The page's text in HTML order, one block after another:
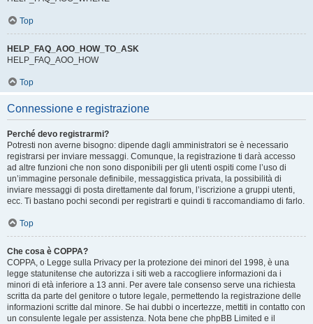
Top
HELP_FAQ_AOO_HOW_TO_ASK
HELP_FAQ_AOO_HOW
Top
Connessione e registrazione
Perché devo registrarmi?
Potresti non averne bisogno: dipende dagli amministratori se è necessario
registrarsi per inviare messaggi. Comunque, la registrazione ti darà accesso
ad altre funzioni che non sono disponibili per gli utenti ospiti come l’uso di
un’immagine personale definibile, messaggistica privata, la possibilità di
inviare messaggi di posta direttamente dal forum, l’iscrizione a gruppi utenti,
ecc. Ti bastano pochi secondi per registrarti e quindi ti raccomandiamo di farlo.
Top
Che cosa è COPPA?
COPPA, o Legge sulla Privacy per la protezione dei minori del 1998, è una
legge statunitense che autorizza i siti web a raccogliere informazioni da i
minori di età inferiore a 13 anni. Per avere tale consenso serve una richiesta
scritta da parte del genitore o tutore legale, permettendo la registrazione delle
informazioni scritte dal minore. Se hai dubbi o incertezze, mettiti in contatto con
un consulente legale per assistenza. Nota bene che phpBB Limited e il